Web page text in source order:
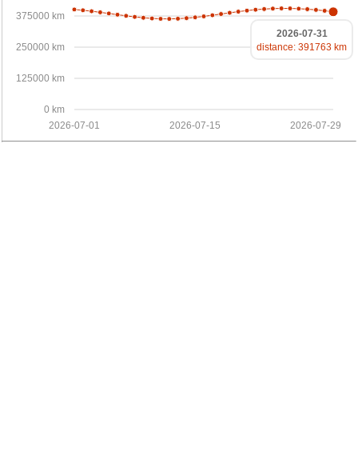
0 km
125000 km
250000 km
375000 km
2026-07-29
2026-07-15
2026-07-01
2026-07-31
distance: 391763 km